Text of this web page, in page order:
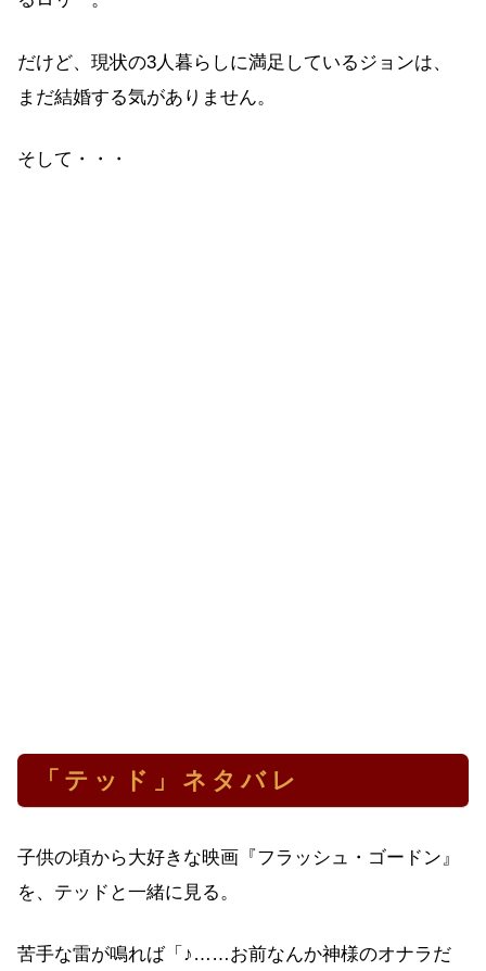
だけど、現状の3人暮らしに満足しているジョンは、
まだ結婚する気がありません。
そして・・・
「テッド」ネタバレ
子供の頃から大好きな映画『フラッシュ・ゴードン』
を、テッドと一緒に見る。
苦手な雷が鳴れば「♪……お前なんか神様のオナラだ